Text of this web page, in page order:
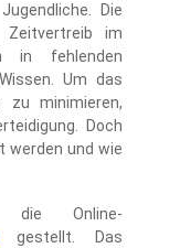
Die
im
in fehlenden
Um das
zu minimieren,
Doch
werden und wie
Online-
gestellt. Das